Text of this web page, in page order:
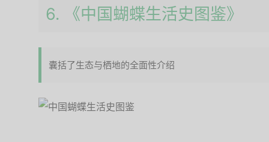
6. 《中国蝴蝶生活史图鉴》
囊括了生态与栖地的全面性介绍